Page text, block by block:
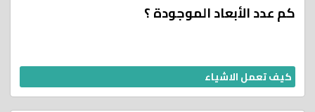
كم عدد الأبعاد الموجودة ؟
كيف تعمل الاشياء